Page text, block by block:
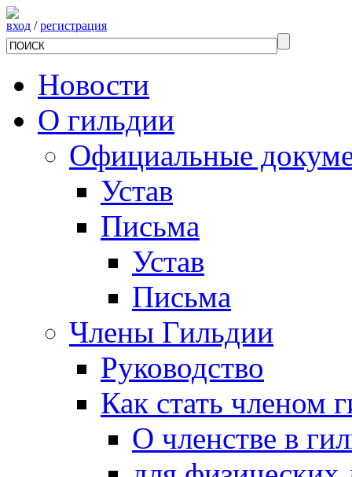
вход /регистрация
Новости
О гильдии
Официальные
Устав
Письма
Устав
Письма
Члены Гильдии
Руководство
Как стать членом
О членстве в